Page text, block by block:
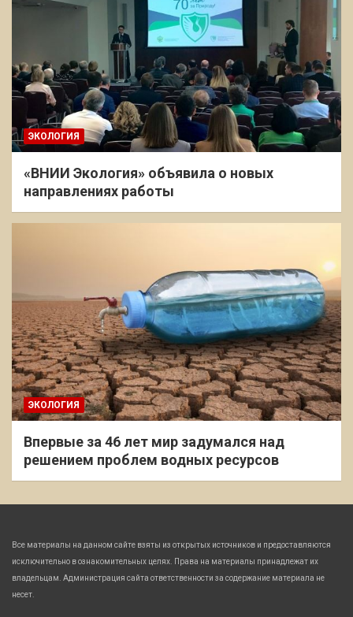
ЭКОЛОГИЯ
«ВНИИ Экология» объявила о новых
направлениях работы
ЭКОЛОГИЯ
Впервые за 46 лет мир задумался над
решением проблем водных ресурсов
Все материалы на данном сайте взяты из открытых источников и предоставляются
исключительно в ознакомительных целях. Права на материалы принадлежат их
владельцам. Администрация сайта ответственности за содержание материала не
несет.